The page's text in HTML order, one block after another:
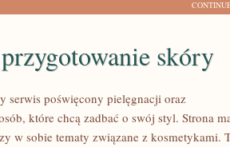
skóry
serwis poświęcony pielęgnacji oraz
które chcą zadbać o swój styl. Strona
w sobie tematy związane z kosmetykami.